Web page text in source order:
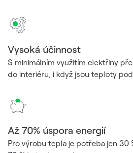
Vysoká účinnost
S minimálním využitím elektřiny
do interiéru, i když jsou teploty
Až 70% úspora energií
Pro výrobu tepla je potřeba jen 30